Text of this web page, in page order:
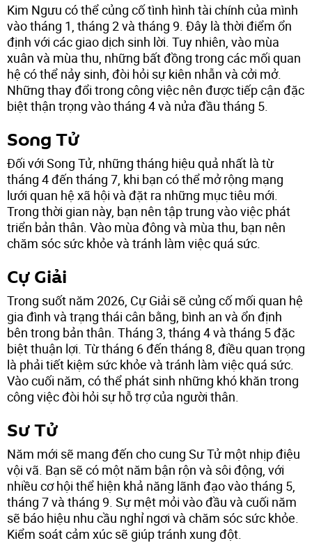
Kim Ngưu có thể củng cố tình hình tài chính của mình
vào tháng 1, tháng 2 và tháng 9. Đây là thời điểm ổn
định với các giao dịch sinh lời. Tuy nhiên, vào mùa
xuân và mùa thu, những bất đồng trong các mối quan
hệ có thể nảy sinh, đòi hỏi sự kiên nhẫn và cởi mở.
Những thay đổi trong công việc nên được tiếp cận đặc
biệt thận trọng vào tháng 4 và nửa đầu tháng 5.
Song Tử
Đối với Song Tử, những tháng hiệu quả nhất là từ
tháng 4 đến tháng 7, khi bạn có thể mở rộng mạng
lưới quan hệ xã hội và đặt ra những mục tiêu mới.
Trong thời gian này, bạn nên tập trung vào việc phát
triển bản thân. Vào mùa đông và mùa thu, bạn nên
chăm sóc sức khỏe và tránh làm việc quá sức.
Cự Giải
Trong suốt năm 2026, Cự Giải sẽ củng cố mối quan hệ
gia đình và trạng thái cân bằng, bình an và ổn định
bên trong bản thân. Tháng 3, tháng 4 và tháng 5 đặc
biệt thuận lợi. Từ tháng 6 đến tháng 8, điều quan trọng
là phải tiết kiệm sức khỏe và tránh làm việc quá sức.
Vào cuối năm, có thể phát sinh những khó khăn trong
công việc đòi hỏi sự hỗ trợ của người thân.
Sư Tử
Năm mới sẽ mang đến cho cung Sư Tử một nhịp điệu
vội vã. Bạn sẽ có một năm bận rộn và sôi động, với
nhiều cơ hội thể hiện khả năng lãnh đạo vào tháng 5,
tháng 7 và tháng 9. Sự mệt mỏi vào đầu và cuối năm
sẽ báo hiệu nhu cầu nghỉ ngơi và chăm sóc sức khỏe.
Kiểm soát cảm xúc sẽ giúp tránh xung đột.